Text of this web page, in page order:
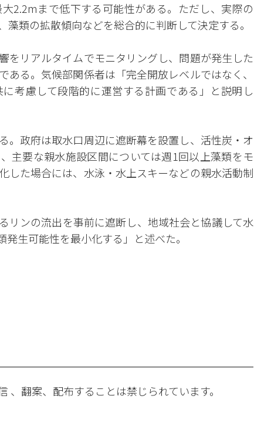
2.2mまで低下する可能性がある。ただし、実際の
類の拡散傾向などを総合的に判断して決定する。
をリアルタイムでモニタリングし、問題が発生した
る。気候部関係者は「完全開放レベルではなく、
考慮して段階的に運営する計画である」と説明し
。政府は取水口周辺に遮断幕を設置し、活性炭・オ
主要な親水施設区間については週1回以上藻類をモ
した場合には、水泳・水上スキーなどの親水活動制
リンの流出を事前に遮断し、地域社会と協議して水
生可能性を最小化する」と述べた。
翻案、配布することは禁じられています。